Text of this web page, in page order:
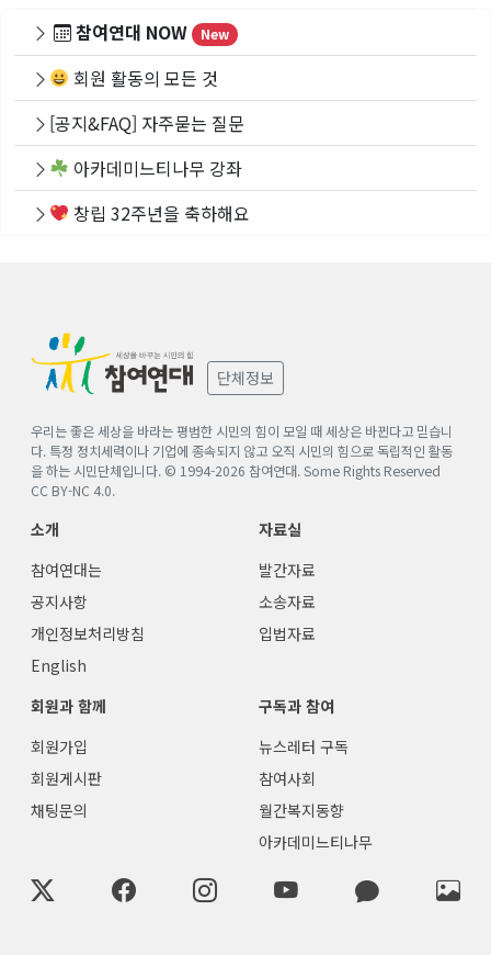
참여연대 NOW New
회원 활동의 모든 것
[공지&FAQ] 자주묻는 질문
아카데미느티나무 강좌
창립 32주년을 축하해요
단체정보
우리는 좋은 세상을 바라는 평범한 시민의 힘이 모일 때 세상은 바뀐다고 믿습니
다. 특정 정치세력이나 기업에 종속되지 않고 오직 시민의 힘으로 독립적인 활동
을 하는 시민단체입니다. © 1994-2026 참여연대. Some Rights Reserved
CC BY-NC 4.0.
소개
참여연대는
공지사항
개인정보처리방침
English
자료실
발간자료
소송자료
입법자료
회원과 함께
회원가입
회원게시판
채팅문의
구독과 참여
뉴스레터 구독
참여사회
월간복지동향
아카데미느티나무